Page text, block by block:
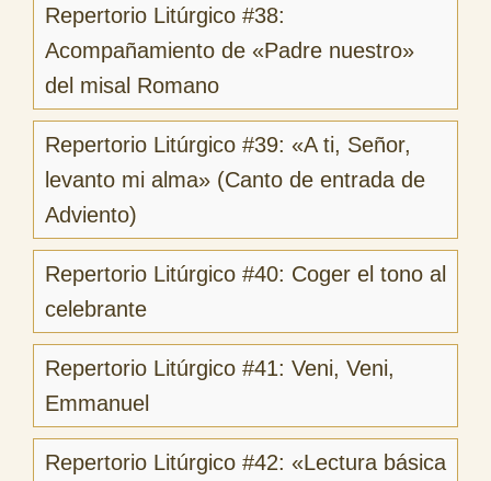
Repertorio Litúrgico #38:
Acompañamiento de «Padre nuestro»
del misal Romano
Repertorio Litúrgico #39: «A ti, Señor,
levanto mi alma» (Canto de entrada de
Adviento)
Repertorio Litúrgico #40: Coger el tono al
celebrante
Repertorio Litúrgico #41: Veni, Veni,
Emmanuel
Repertorio Litúrgico #42: «Lectura básica